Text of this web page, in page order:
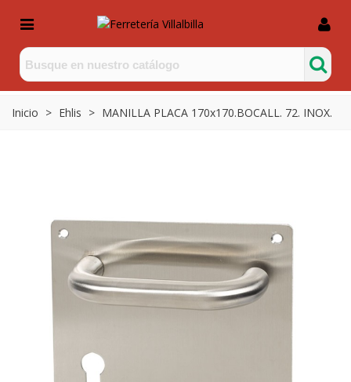
Inicio > Ehlis > MANILLA PLACA 170x170.BOCALL. 72. INOX.